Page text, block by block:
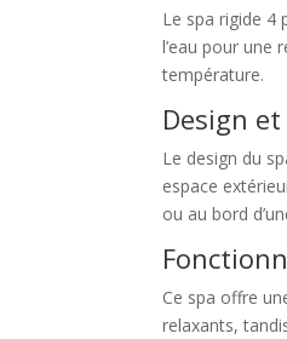
Le spa rigide 4
l’eau pour une
température.
Design
Le design du
espace
ou au bord
Ce spa offre
relaxants,